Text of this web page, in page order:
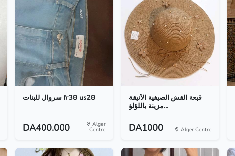
سروال للبنات fr38 us28
DA400.000 Alger
Centre
قبعة القش الصيفية الأنيقة
مزينة باللؤلؤ...
DA1000 Alger Centre